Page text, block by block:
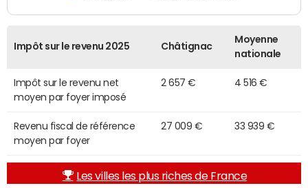
Impôt sur le revenu 2025 Châtignac
Moyenne
nationale
Impôt sur le revenu net
moyen par foyer imposé
2 657 € 4 516 €
Revenu fiscal de référence
moyen par foyer
27 009 € 33 939 €
Les villes les plus riches de France